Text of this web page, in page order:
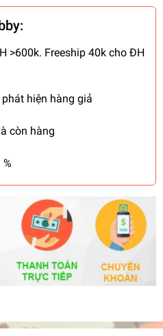
>600k. Freeship 40k cho ĐH
hiện hàng giả
còn hàng